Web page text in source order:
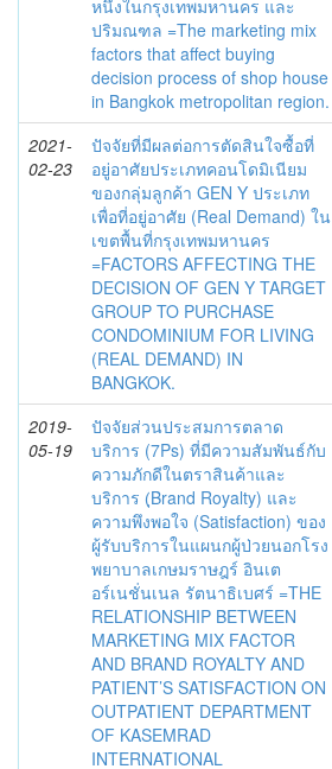
หนึ่งในกรุงเทพมหานคร และ
ปริมณฑล =The marketing mix
factors that affect buying
decision process of shop house
in Bangkok metropolitan region.
2021-
02-23
ปัจจัยที่มีผลต่อการตัดสินใจซื้อที่
อยู่อาศัยประเภทคอนโดมิเนียม
ของกลุ่มลูกค้า GEN Y ประเภท
เพื่อที่อยู่อาศัย (Real Demand) ใน
เขตพื้นที่กรุงเทพมหานคร
=FACTORS AFFECTING THE
DECISION OF GEN Y TARGET
GROUP TO PURCHASE
CONDOMINIUM FOR LIVING
(REAL DEMAND) IN
BANGKOK.
2019-
05-19
ปัจจัยส่วนประสมการตลาด
บริการ (7Ps) ที่มีความสัมพันธ์กับ
ความภักดีในตราสินค้าและ
บริการ (ฺBrand Royalty) และ
ความพึงพอใจ (Satisfaction) ของ
ผู้รับบริการในแผนกผู้ป่วยนอกโรง
พยาบาลเกษมราษฎร์ อินเต
อร์เนชั่นเนล รัตนาธิเบศร์ =THE
RELATIONSHIP BETWEEN
MARKETING MIX FACTOR
AND BRAND ROYALTY AND
PATIENT’S SATISFACTION ON
OUTPATIENT DEPARTMENT
OF KASEMRAD
INTERNATIONAL